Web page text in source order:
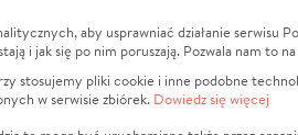
Kontakt
Porównanie serwisów
Polityka plików cookie
Zarządzaj zgodami cookie
Dla
aby usprawniać działanie serwisu
i jak się po nim poruszają. Pozwala nam to
stosujemy pliki cookie i inne podobne
w serwisie zbiórek. Dowiedz się więcej